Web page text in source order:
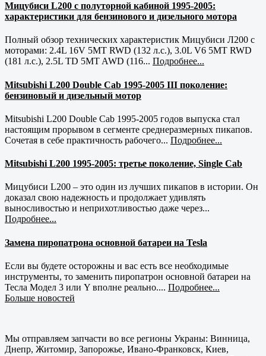
Мицубиси L200 с полуторной кабиной 1995-2005:
характеристики для бензинового и дизельного мотора
Полный обзор технических характеристик Мицубиси Л200 с
моторами: 2.4L 16V 5MT RWD (132 л.с.), 3.0L V6 5MT RWD
(181 л.с.), 2.5L TD 5MT AWD (116... Подробнее...
Mitsubishi L200 Double Cab 1995-2005 III поколение:
бензиновый и дизельный мотор
Mitsubishi L200 Double Cab 1995-2005 годов выпуска стал
настоящим прорывом в сегменте среднеразмерных пикапов.
Сочетая в себе практичность рабочего... Подробнее...
Mitsubishi L200 1995-2005: третье поколение, Single Cab
Мицубиси L200 – это один из лучших пикапов в истории. Он
доказал свою надежность и продолжает удивлять
выносливостью и неприхотливостью даже через...
Подробнее...
Замена пиропатрона основной батареи на Tesla
Если вы будете осторожны и вас есть все необходимые
инструменты, то заменить пиропатрон основной батареи на
Тесла Модел 3 или Y вполне реально.... Подробнее...
Больше новостей
Мы отправляем запчасти во все регионы Украны: Винница,
Днепр, Житомир, Запорожье, Ивано-Франковск, Киев,